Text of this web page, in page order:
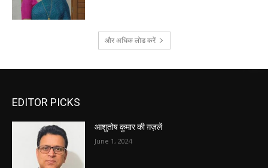
और अधिक लोड करें
EDITOR PICKS
आशुतोष कुमार की ग़ज़लें
June 1, 2024